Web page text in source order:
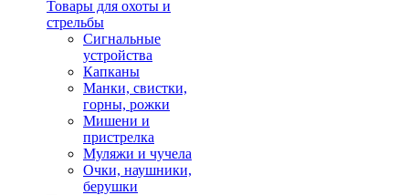
Товары для охоты и
стрельбы
Сигнальные
устройства
Капканы
Манки, свистки,
горны, рожки
Мишени и
пристрелка
Муляжи и чучела
Очки, наушники,
берушки